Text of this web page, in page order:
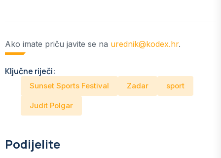
Ako imate priču javite se na urednik@kodex.hr.
Ključne riječi:
Sunset Sports Festival Zadar sport
Judit Polgar
Podijelite